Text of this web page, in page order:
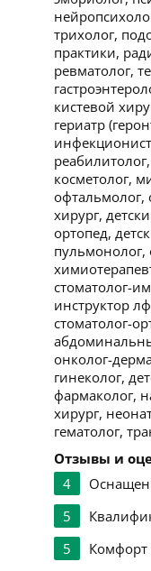
трихолог,
практики,
ревматолог,
кистевой
гериатр
косметолог,
офтальмолог,
хирург,
ортопед,
пульмонолог,
стоматолог-
инструктор
стоматолог-
онколог-
гинеколог,
фармаколог,
хирург,
гематолог,
Отзывы и
4
5
5